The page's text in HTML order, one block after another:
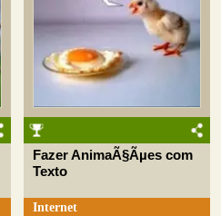
Fazer AnimaÃ§Ãµes com
Texto
Internet